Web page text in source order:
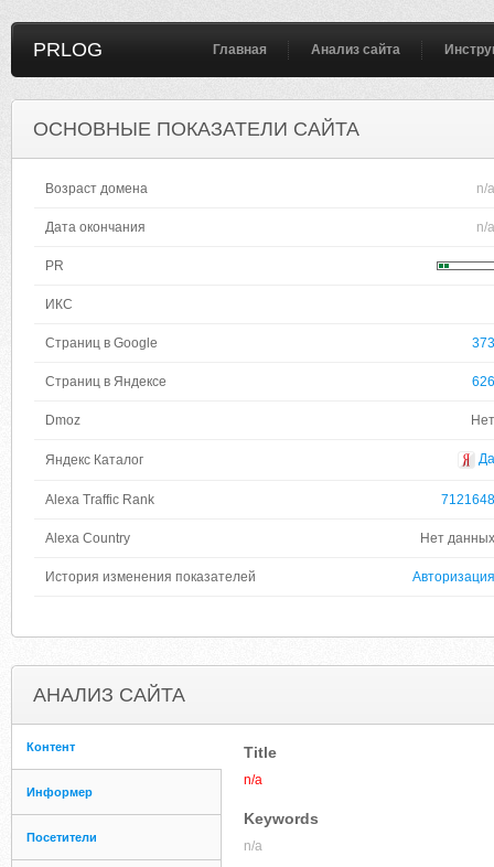
PRLOG Главная Анализ сайта
ОСНОВНЫЕ ПОКАЗАТЕЛИ САЙТА
Возраст домена n/a
Дата окончания n/a
PR
ИКС
Страниц в Google 373
Страниц в Яндексе 626
Dmoz Нет
Яндекс Каталог Да
Alexa Traffic Rank 7121648
Alexa Country Нет данных
История изменения показателей Авторизация
АНАЛИЗ САЙТА
Контент
Информер
Посетители
Title
n/a
Keywords
n/a